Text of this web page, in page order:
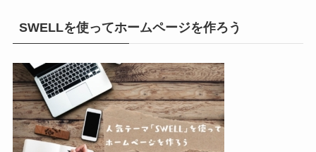
SWELLを使ってホームページを作ろう